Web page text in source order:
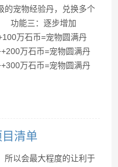
宠物经验丹，兑换多个
功能三：逐步增加
万石币=宠物圆满丹
万石币=宠物圆满丹
万石币=宠物圆满丹
清单
所以会最大程度的让利于